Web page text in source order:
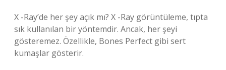
X -Ray’de her şey açık mı? X -Ray görüntüleme, tıpta
sık kullanılan bir yöntemdir. Ancak, her şeyi
gösteremez. Özellikle, Bones Perfect gibi sert
kumaşlar gösterir.